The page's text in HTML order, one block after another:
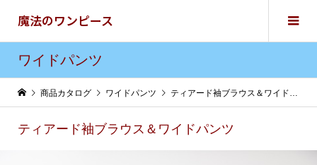
魔法のワンピース
ワイドパンツ
商品カタログ ワイドパンツ ティアード袖ブラウス＆ワイドパンツ
ティアード袖ブラウス＆ワイドパンツ